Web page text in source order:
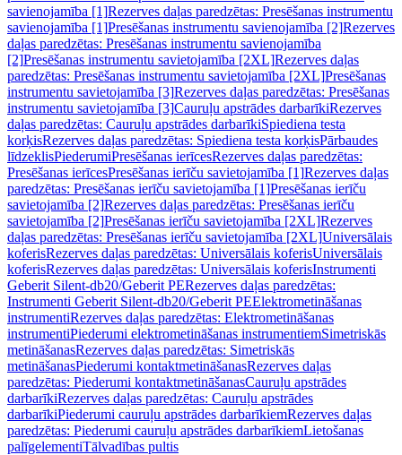
savienojamība [1]Rezerves daļas paredzētas: Presēšanas instrumentu
savienojamība [1]Presēšanas instrumentu savienojamība [2]Rezerves
daļas paredzētas: Presēšanas instrumentu savienojamība
[2]Presēšanas instrumentu savietojamība [2XL]Rezerves daļas
paredzētas: Presēšanas instrumentu savietojamība [2XL]Presēšanas
instrumentu savietojamība [3]Rezerves daļas paredzētas: Presēšanas
instrumentu savietojamība [3]Cauruļu apstrādes darbarīkiRezerves
daļas paredzētas: Cauruļu apstrādes darbarīkiSpiediena testa
korķisRezerves daļas paredzētas: Spiediena testa korķisPārbaudes
līdzeklisPiederumiPresēšanas ierīcesRezerves daļas paredzētas:
Presēšanas ierīcesPresēšanas ierīču savietojamība [1]Rezerves daļas
paredzētas: Presēšanas ierīču savietojamība [1]Presēšanas ierīču
savietojamība [2]Rezerves daļas paredzētas: Presēšanas ierīču
savietojamība [2]Presēšanas ierīču savietojamība [2XL]Rezerves
daļas paredzētas: Presēšanas ierīču savietojamība [2XL]Universālais
koferisRezerves daļas paredzētas: Universālais koferisUniversālais
koferisRezerves daļas paredzētas: Universālais koferisInstrumenti
Geberit Silent-db20/Geberit PERezerves daļas paredzētas:
Instrumenti Geberit Silent-db20/Geberit PEElektrometināšanas
instrumentiRezerves daļas paredzētas: Elektrometināšanas
instrumentiPiederumi elektrometināšanas instrumentiemSimetriskās
metināšanasRezerves daļas paredzētas: Simetriskās
metināšanasPiederumi kontaktmetināšanasRezerves daļas
paredzētas: Piederumi kontaktmetināšanasCauruļu apstrādes
darbarīkiRezerves daļas paredzētas: Cauruļu apstrādes
darbarīkiPiederumi cauruļu apstrādes darbarīkiemRezerves daļas
paredzētas: Piederumi cauruļu apstrādes darbarīkiemLietošanas
palīgelementiTālvadības pultis